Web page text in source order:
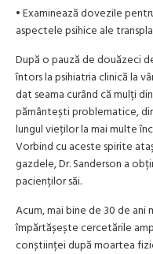
• Examinează dovezile
aspectele psihice ale
După o pauză de douăzeci
întors la psihiatria clinică la
dat seama curând că mulți
pământești problematice,
lungul vieților la mai multe
Vorbind cu aceste spirite
gazdele, Dr. Sanderson a
pacienților săi.
Acum, mai bine de 30 de ani
împărtășește cercetările
conștiinței după moartea